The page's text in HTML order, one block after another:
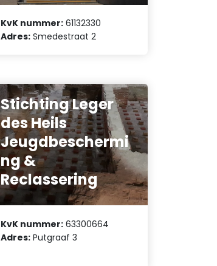
KvK nummer: 61132330
Adres: Smedestraat 2
Stichting Leger
des Heils
Jeugdbeschermi
ng &
Reclassering
KvK nummer: 63300664
Adres: Putgraaf 3